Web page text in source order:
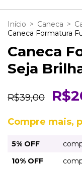
Início > Caneca >
Caneca Formatura
Caneca
Seja
R$39,00
Compre mais,
5% OFF
10% OFF